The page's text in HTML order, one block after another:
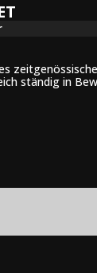
ständig in